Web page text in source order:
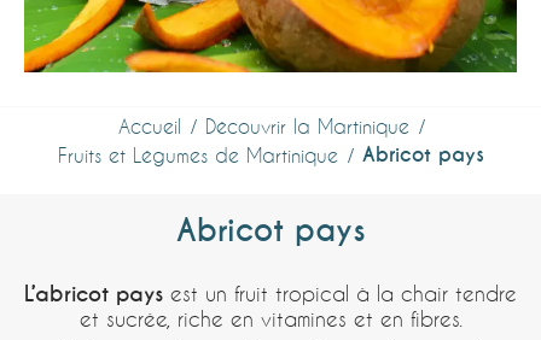
Accueil
Découvrir la Martinique
Fruits et Légumes de Martinique
Abricot pays
Abricot pays
L’abricot pays est un fruit tropical à la chair tendre
et sucrée, riche en vitamines et en fibres.